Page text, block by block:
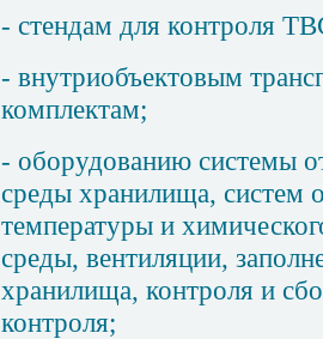
- стендам для контроля
- внутриобъектовым
комплектам;
- оборудованию системы
среды хранилища, систем
температуры и
среды, вентиляции,
хранилища, контроля и
контроля;